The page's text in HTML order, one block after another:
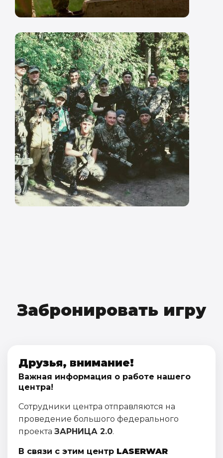
Забронировать игру
Друзья, внимание!
Важная информация о работе нашего
центра!
Сотрудники центра отправляются на
проведение большого федерального
проекта ЗАРНИЦА 2.0.
В связи с этим центр LASERWAR